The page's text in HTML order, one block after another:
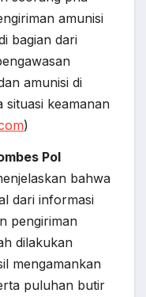
amunisi
bagian dari
amunisi di
situasi keamanan
)
Pol
bahwa
dari informasi
pengiriman
dilakukan
mengamankan
puluhan butir